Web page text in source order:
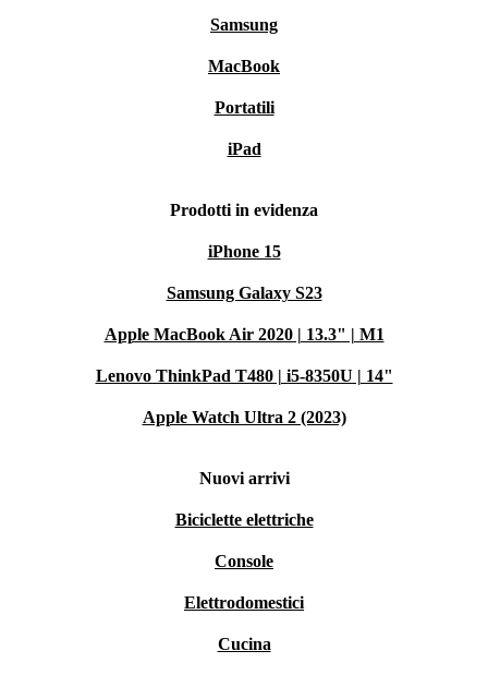
Samsung
MacBook
Portatili
iPad
Prodotti in evidenza
iPhone 15
Samsung Galaxy S23
Apple MacBook Air 2020 | 13.3" | M1
Lenovo ThinkPad T480 | i5-8350U | 14"
Apple Watch Ultra 2 (2023)
Nuovi arrivi
Biciclette elettriche
Console
Elettrodomestici
Cucina